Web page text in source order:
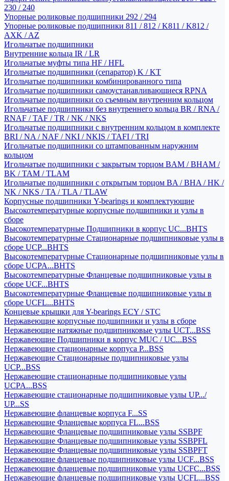
230 / 240
Упорные роликовые подшипники 292 / 294
Упорные роликовые подшипники 811 / 812 / K811 / K812 /
AXK / AZ
Игольчатые подшипники
Внутренние кольца IR / LR
Игольчатые муфты типа HF / HFL
Игольчатые подшипники (сепаратор) K / KT
Игольчатые подшипники комбинированного типа
Игольчатые подшипники самоустанавливающиеся RPNA
Игольчатые подшипники со съемным внутренним кольцом
Игольчатые подшипники без внутреннего кольца BR / RNA /
RNAF / TAF / TR / NK / NKS
Игольчатые подшипники с внутренним кольцом в комплекте
BRI / NA / NAF / NKI / NKIS / TAFI / TRI
Игольчатые подшипники со штампованным наружним
кольцом
Игольчатые подшипники с закрытым торцом BAM / BHAM /
BK / TAM / TLAM
Игольчатые подшипники с открытым торцом BA / BHA / HK /
NK / NKS / TA / TLA / TLAW
Корпусные подшипники Y-bearings и комплектующие
Высокотемпературные корпусные подшипники и узлы в
сборе
Высокотемпературные Подшипники в корпус UC...BHTS
Высокотемпературные Стационарные подшипниковые узлы в
сборе UCP...BHTS
Высокотемпературные Стационарные подшипниковые узлы в
сборе UCPA...BHTS
Высокотемпературные Фланцевые подшипниковые узлы в
сборе UCF...BHTS
Высокотемпературные Фланцевые подшипниковые узлы в
сборе UCFL...BHTS
Концевые крышки для Y-bearings ECY / STC
Нержавеющие корпусные подшипники и узлы в сборе
Нержавеющие натяжные подшипниковые узлы UCT...BSS
Нержавеющие Подшипники в корпус MUC / UC...BSS
Нержавеющие стационарные корпуса P...BSS
Нержавеющие Стационарные подшипниковые узлы
UCP...BSS
Нержавеющие стационарные подшипниковые узлы
UCPA...BSS
Нержавеющие стационарные подшипниковые узлы UP.../
UP...SS
Нержавеющие фланцевые корпуса F...SS
Нержавеющие Фланцевые корпуса FL...BSS
Нержавеющие Фланцевые подшипниковые узлы SSBPF
Нержавеющие Фланцевые подшипниковые узлы SSBPFL
Нержавеющие Фланцевые подшипниковые узлы SSBPFT
Нержавеющие фланцевые подшипниковые узлы UCF...BSS
Нержавеющие фланцевые подшипниковые узлы UCFC...BSS
Нержавеющие фланцевые подшипниковые узлы UCFL...BSS